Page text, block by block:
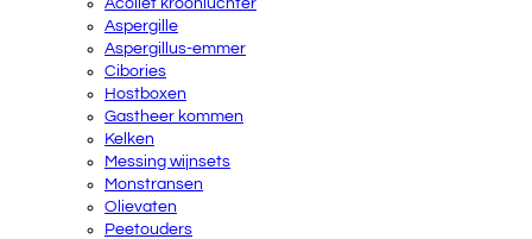
Acoliet kroonluchter
Aspergille
Aspergillus-emmer
Cibories
Hostboxen
Gastheer kommen
Kelken
Messing wijnsets
Monstransen
Olievaten
Peetouders